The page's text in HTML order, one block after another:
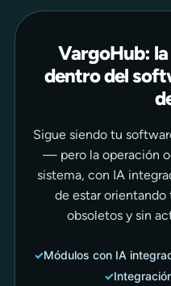
VargoHub:
dentro del
Sigue siendo tu
— pero la operación
sistema, con IA
de estar orientando
obsoletos y sin
Módulos con IA